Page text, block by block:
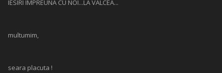
IESIRI IMPREUNA CU NOI...LA VALCEA...
multumim,
seara placuta !